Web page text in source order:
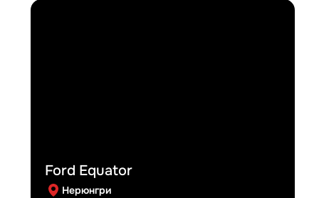
Ford Equator
Нерюнгри